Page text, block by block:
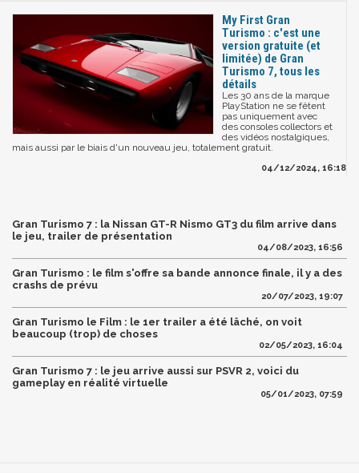
My First Gran
Turismo : c'est une
version gratuite (et
limitée) de Gran
Turismo 7, tous les
détails
Les 30 ans de la marque
PlayStation ne se fêtent
pas uniquement avec
des consoles collectors et
des vidéos nostalgiques,
mais aussi par le biais d'un nouveau jeu, totalement gratuit.
04/12/2024, 16:18
Gran Turismo 7 : la Nissan GT-R Nismo GT3 du film arrive dans
le jeu, trailer de présentation
04/08/2023, 16:56
Gran Turismo : le film s'offre sa bande annonce finale, il y a des
crashs de prévu
20/07/2023, 19:07
Gran Turismo le Film : le 1er trailer a été lâché, on voit
beaucoup (trop) de choses
02/05/2023, 16:04
Gran Turismo 7 : le jeu arrive aussi sur PSVR 2, voici du
gameplay en réalité virtuelle
05/01/2023, 07:59